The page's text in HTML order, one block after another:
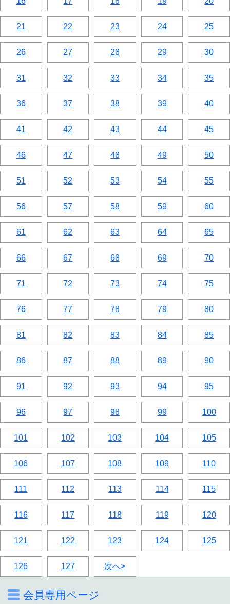
会員専用ページ
21 22 23 24 25
26 27 28 29 30
31 32 33 34 35
36 37 38 39 40
41 42 43 44 45
46 47 48 49 50
51 52 53 54 55
56 57 58 59 60
61 62 63 64 65
66 67 68 69 70
71 72 73 74 75
76 77 78 79 80
81 82 83 84 85
86 87 88 89 90
91 92 93 94 95
96 97 98 99 100
101 102 103 104 105
106 107 108 109 110
111 112 113 114 115
116 117 118 119 120
121 122 123 124 125
126 127 次へ>